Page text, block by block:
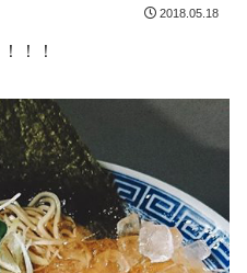
2018.05.18
！！